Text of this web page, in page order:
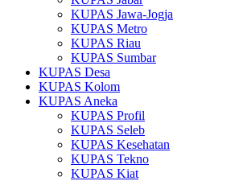
KUPAS Jawa-Jogja
KUPAS Metro
KUPAS Riau
KUPAS Sumbar
KUPAS Desa
KUPAS Kolom
KUPAS Aneka
KUPAS Profil
KUPAS Seleb
KUPAS Kesehatan
KUPAS Tekno
KUPAS Kiat